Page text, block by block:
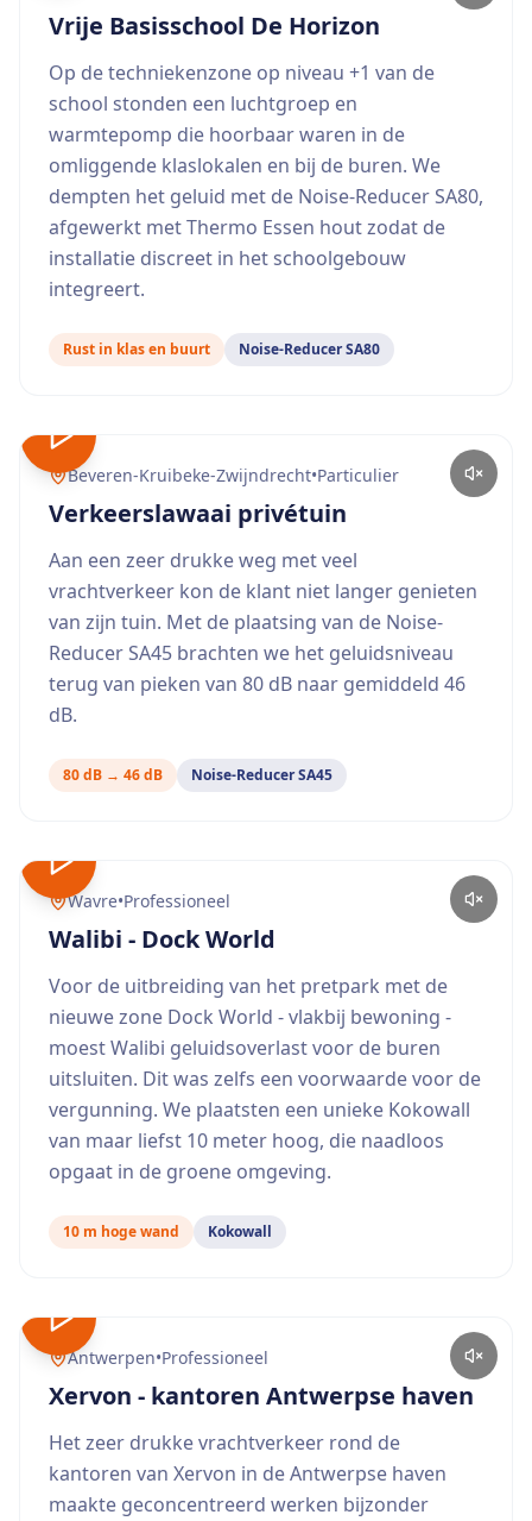
Vrije Basisschool De Horizon
Op de techniekenzone op niveau +1 van de
school stonden een luchtgroep en
warmtepomp die hoorbaar waren in de
omliggende klaslokalen en bij de buren. We
dempten het geluid met de Noise-Reducer SA80,
afgewerkt met Thermo Essen hout zodat de
installatie discreet in het schoolgebouw
integreert.
Rust in klas en buurt Noise-Reducer SA80
Beveren-Kruibeke-Zwijndrecht•Particulier
Verkeerslawaai privétuin
Aan een zeer drukke weg met veel
vrachtverkeer kon de klant niet langer genieten
van zijn tuin. Met de plaatsing van de Noise-
Reducer SA45 brachten we het geluidsniveau
terug van pieken van 80 dB naar gemiddeld 46
dB.
80 dB → 46 dB Noise-Reducer SA45
Wavre•Professioneel
Walibi - Dock World
Voor de uitbreiding van het pretpark met de
nieuwe zone Dock World - vlakbij bewoning -
moest Walibi geluidsoverlast voor de buren
uitsluiten. Dit was zelfs een voorwaarde voor de
vergunning. We plaatsten een unieke Kokowall
van maar liefst 10 meter hoog, die naadloos
opgaat in de groene omgeving.
10 m hoge wand Kokowall
Antwerpen•Professioneel
Xervon - kantoren Antwerpse haven
Het zeer drukke vrachtverkeer rond de
kantoren van Xervon in de Antwerpse haven
maakte geconcentreerd werken bijzonder